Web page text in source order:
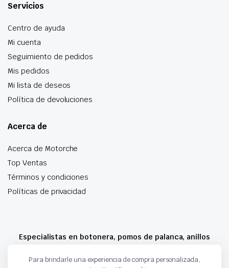
Servicios
Centro de ayuda
Mi cuenta
Seguimiento de pedidos
Mis pedidos
Mi lista de deseos
Política de devoluciones
Acerca de
Acerca de Motorche
Top Ventas
Términos y condiciones
Políticas de privacidad
Especialistas en botonera, pomos de palanca, anillos
Para brindarle una experiencia de compra personalizada,